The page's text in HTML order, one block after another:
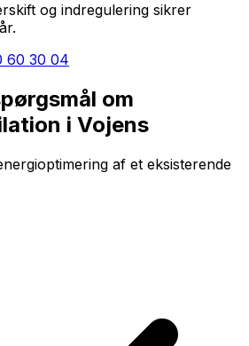
og indregulering sikrer
60 30 04
om
i Vojens
af et eksisterende